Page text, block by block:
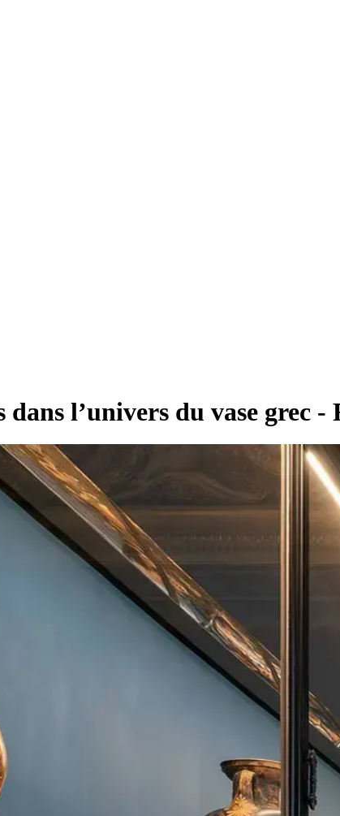
dans l’univers du vase grec